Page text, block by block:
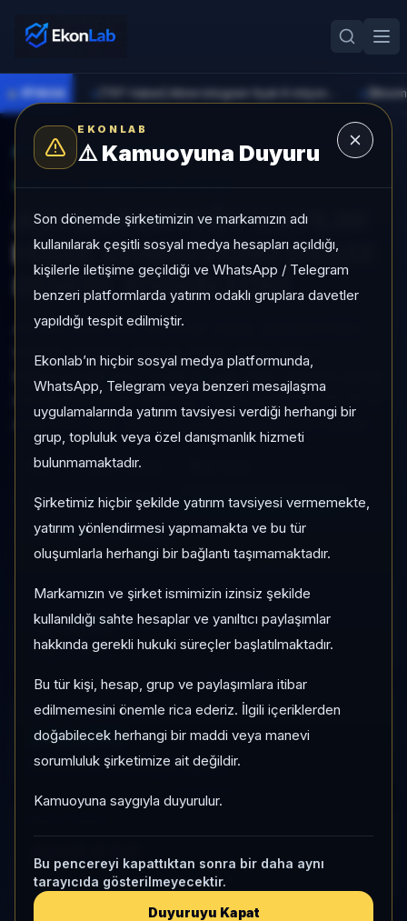
EKONLAB
⚠️Kamuoyuna Duyuru
Son dönemde şirketimizin ve markamızın adı
kullanılarak çeşitli sosyal medya hesapları açıldığı,
kişilerle iletişime geçildiği ve WhatsApp / Telegram
benzeri platformlarda yatırım odaklı gruplara davetler
yapıldığı tespit edilmiştir.
Ekonlab’ın hiçbir sosyal medya platformunda,
WhatsApp, Telegram veya benzeri mesajlaşma
uygulamalarında yatırım tavsiyesi verdiği herhangi bir
grup, topluluk veya özel danışmanlık hizmeti
bulunmamaktadır.
Şirketimiz hiçbir şekilde yatırım tavsiyesi vermemekte,
yatırım yönlendirmesi yapmamakta ve bu tür
oluşumlarla herhangi bir bağlantı taşımamaktadır.
Markamızın ve şirket ismimizin izinsiz şekilde
kullanıldığı sahte hesaplar ve yanıltıcı paylaşımlar
hakkında gerekli hukuki süreçler başlatılmaktadır.
Bu tür kişi, hesap, grup ve paylaşımlara itibar
edilmemesini önemle rica ederiz. İlgili içeriklerden
doğabilecek herhangi bir maddi veya manevi
sorumluluk şirketimize ait değildir.
Kamuoyuna saygıyla duyurulur.
Bu pencereyi kapattıktan sonra bir daha aynı
tarayıcıda gösterilmeyecektir.
Duyuruyu Kapat
● PİYASA
AI Fon Radar Hisse Yoğun
SUNUCU TARAFI FON GIRIŞI
ASTRA PORTFÖY KATILIM
HİSSE SENEDİ FONU (HİSSE
SENEDİ YOĞUN FON)
ASTRA PORTFÖY KATILIM HİSSE SENEDİ FONU
(HİSSE SENEDİ YOĞUN FON), Hisse Yoğun
kategorisinde son 1 ayda %-2,92 getiri, kategori içinde
Aktif KAP KAP yoğunluğu ile izlenebilen bir fondur.
ELZ Hisse Yoğun
Son fiyat: 13,316193 TEFAS'ta İşlem Görüyor
Son işlem farkı:0 gün
1 AY VE 3 AY PERFORMANS
%-2,92
3 Ay:%-3,92
KATEGORI KONUMU
292/452
Momentum bazlı kategori içi sıra
Aktif KAP
1 ay net akış-1,6 Mn• Yatırımcı-20